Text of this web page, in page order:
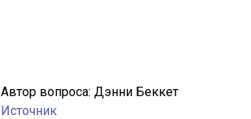
Автор вопроса: Дэнни Беккет
Источник